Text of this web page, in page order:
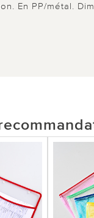
En PP/métal.